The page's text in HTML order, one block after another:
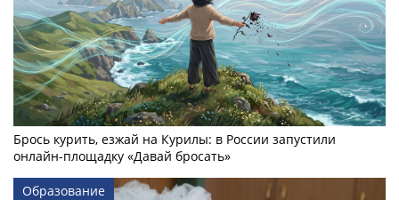
Брось курить, езжай на Курилы: в России запустили
онлайн-­площадку «Давай бросать»
Образование